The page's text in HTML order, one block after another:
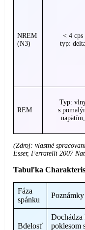
NREM
(N3)
< 4 cps
typ:
REM
Typ:
s
napätím,
(Zdroj: vlastné
Esser, Ferrarelli 2007
Tabuľka
Fáza
spánku
Poznámky
Bdelosť
Dochádza
poklesom